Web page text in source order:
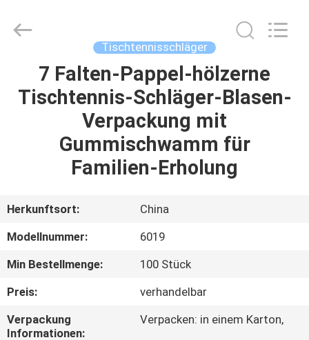
HAUSE
PRODUKTE
UNS
QUALITÄTSKONTROLLE
Sports
Ltd..
Tischtennisschläger
7 Falten-Pappel-hölzerne
Tischtennis-Schläger-Blasen-
Verpackung mit
Gummischwamm für
Familien-Erholung
Herkunftsort:
China
Modellnummer:
6019
Min Bestellmenge:
100 Stück
Preis:
verhandelbar
Verpackung
Informationen:
Verpacken: in einem Karton,